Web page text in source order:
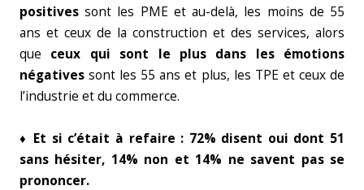
positives sont les PME et au-delà, les moins de 55
ans et ceux de la construction et des services, alors
que ceux qui sont le plus dans les émotions
négatives sont les 55 ans et plus, les TPE et ceux de
l’industrie et du commerce.
♦ Et si c’était à refaire : 72% disent oui dont 51
sans hésiter, 14% non et 14% ne savent pas se
prononcer.